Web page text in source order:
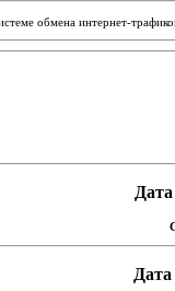
обмена интернет-
Дата